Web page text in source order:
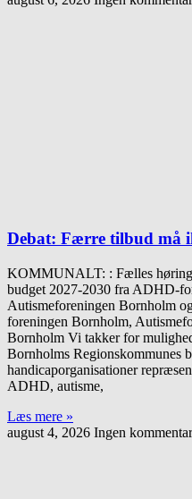
Debat: Færre tilbud må
KOMMUNALT: : Fælles
budget 2027-2030 fra ADHD-
Autismeforeningen Bornholm
foreningen Bornholm,
Bornholm Vi takker for
Bornholms Regionskommunes
handicaporganisationer
ADHD, autisme,
Læs mere »
august 4, 2026 Ingen